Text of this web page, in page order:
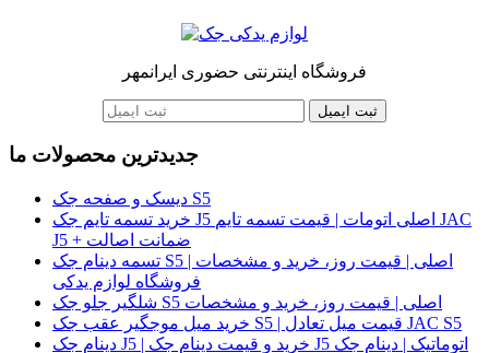
فروشگاه اینترنتی حضوری ایرانمهر
ثبت ایمیل
جدیدترین محصولات ما
دیسک و صفحه جک S5
خرید تسمه تایم جک J5 اصلی اتومات | قیمت تسمه تایم JAC
J5 + ضمانت اصالت
تسمه دینام جک S5 اصلی | قیمت روز، خرید و مشخصات |
فروشگاه لوازم یدکی
شلگیر جلو جک S5 اصلی | قیمت روز، خرید و مشخصات
خرید میل موجگیر عقب جک S5 | قیمت میل تعادل JAC S5
دینام جک J5 | خرید و قیمت دینام جک J5 اتوماتیک | دینام جک